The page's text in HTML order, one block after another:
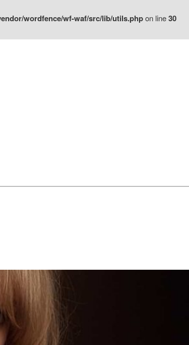
wordfence/wf-waf/src/lib/utils.phpon line30